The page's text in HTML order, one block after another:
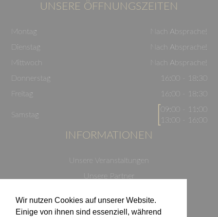
Wir nutzen Cookies auf unserer Website.
Einige von ihnen sind essenziell, während
UNSERE ÖFFNUNGSZEITEN
Montag
Nach Absprache!
Dienstag
Nach Absprache!
Mittwoch
Nach Absprache!
Donnerstag
16:00 - 18:30
Freitag
16:00 - 18:30
Samstag
09:00 - 11:00
13:00 - 16:00
INFORMATIONEN
Unsere Veranstaltungen
Unsere Partner
Impressum